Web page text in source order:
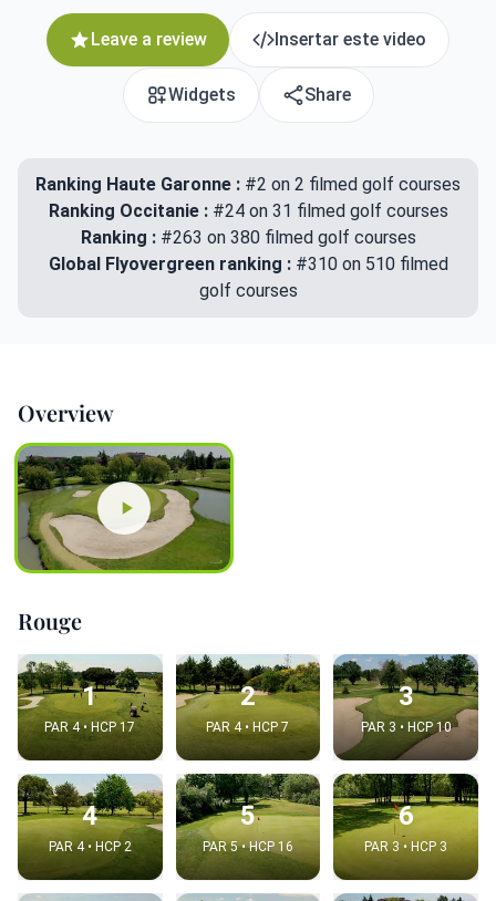
Leave a review Insertar este video
Widgets Share
Ranking Haute Garonne : #2 on 2 filmed golf courses
Ranking Occitanie : #24 on 31 filmed golf courses
Ranking : #263 on 380 filmed golf courses
Global Flyovergreen ranking : #310 on 510 filmed
golf courses
Overview
Rouge
1
PAR 4 • HCP 17
2
PAR 4 • HCP 7
3
PAR 3 • HCP 10
4
PAR 4 • HCP 2
5
PAR 5 • HCP 16
6
PAR 3 • HCP 3